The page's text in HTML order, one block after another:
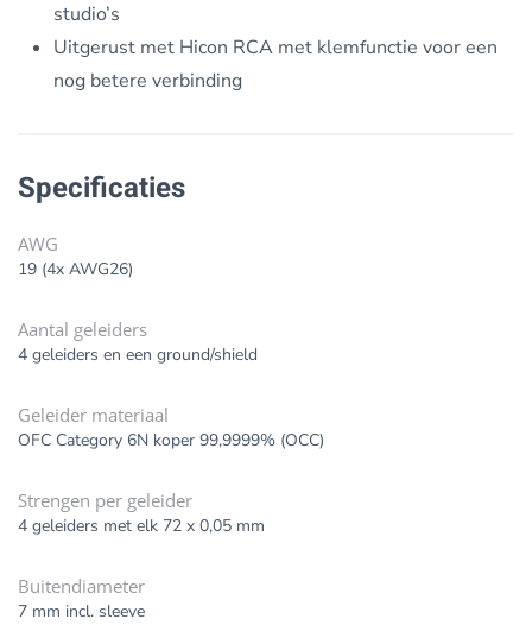
studio’s
Uitgerust met Hicon RCA met klemfunctie voor een
nog betere verbinding
Specificaties
AWG
19 (4x AWG26)
Aantal geleiders
4 geleiders en een ground/shield
Geleider materiaal
OFC Category 6N koper 99,9999% (OCC)
Strengen per geleider
4 geleiders met elk 72 x 0,05 mm
Buitendiameter
7 mm incl. sleeve